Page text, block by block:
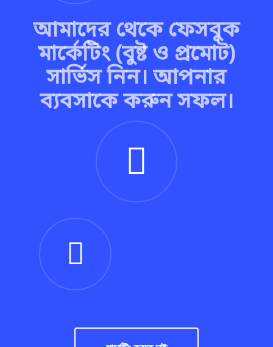
আমাদের থেকে ফেসবুক
মার্কেটিং (বুষ্ট ও প্রমোট)
সার্ভিস নিন। আপনার
ব্যবসাকে করুন সফল।